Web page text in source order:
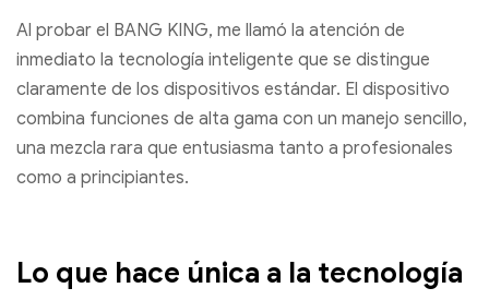
Al probar el BANG KING, me llamó la atención de
inmediato la tecnología inteligente que se distingue
claramente de los dispositivos estándar. El dispositivo
combina funciones de alta gama con un manejo sencillo,
una mezcla rara que entusiasma tanto a profesionales
como a principiantes.
Lo que hace única a la tecnología